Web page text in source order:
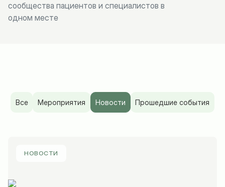
сообщества пациентов и специалистов в
одном месте
Все Мероприятия Новости Прошедшие события
НОВОСТИ